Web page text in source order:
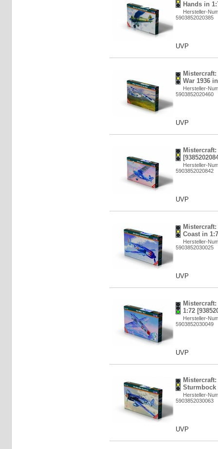
Hands in
Hersteller-
5903852020385
UVP
War 1936
Hersteller-
5903852020460
UVP
Hersteller-
5903852020842
UVP
Mistercraft:
Coast in
Hersteller-
5903852030025
UVP
Mistercraft:
1:72
Hersteller-
5903852030049
UVP
Mistercraft:
Sturmbock
Hersteller-
5903852030063
UVP